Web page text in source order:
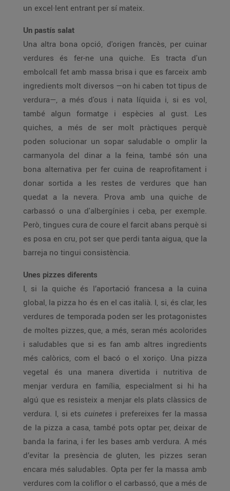
un excel·lent entrant per sí mateix.
Un pastís salat
Una altra bona opció, d'origen francès, per cuinar
verdures és fer-ne una quiche. Es tracta d'un
embolcall fet amb massa brisa i que es farceix amb
ingredients molt diversos —on hi caben tot tipus de
verdura—, a més d'ous i nata líquida i, si es vol,
també algun formatge i espècies al gust. Les
quiches, a més de ser molt pràctiques perquè
poden solucionar un sopar saludable o omplir la
carmanyola del dinar a la feina, també són una
bona alternativa per fer cuina de reaprofitament i
donar sortida a les restes de verdures que han
quedat a la nevera. Prova amb una quiche de
carbassó o una d'albergínies i ceba, per exemple.
Però, tingues cura de coure el farcit abans perquè si
es posa en cru, pot ser que perdi tanta aigua, que la
barreja no tingui consistència.
Unes pizzes diferents
I, si la quiche és l’aportació francesa a la cuina
global, la pizza ho és en el cas italià. I, si, és clar, les
verdures de temporada poden ser les protagonistes
de moltes pizzes, que, a més, seran més acolorides
i saludables que si es fan amb altres ingredients
més calòrics, com el bacó o el xoriço. Una pizza
vegetal és una manera divertida i nutritiva de
menjar verdura en família, especialment si hi ha
algú que es resisteix a menjar els plats clàssics de
verdura. I, si ets cuinetes i prefereixes fer la massa
de la pizza a casa, també pots optar per, deixar de
banda la farina, i fer les bases amb verdura. A més
d’evitar la presència de gluten, les pizzes seran
encara més saludables. Opta per fer la massa amb
verdures com la coliflor o el carbassó, que a més de